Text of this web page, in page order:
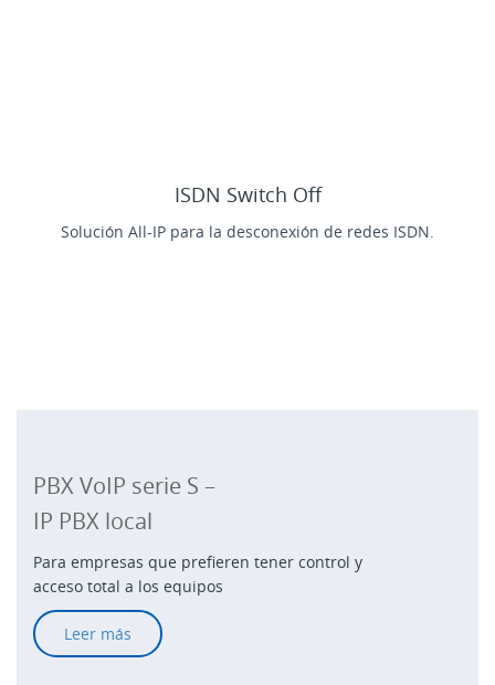
ISDN Switch Off
Solución All-IP para la desconexión de redes ISDN.
PBX VoIP serie S –
IP PBX local
Para empresas que prefieren tener control y
acceso total a los equipos
Leer más